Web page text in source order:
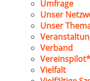
Umfrage
Unser
Unser
Verband
Vielfalt